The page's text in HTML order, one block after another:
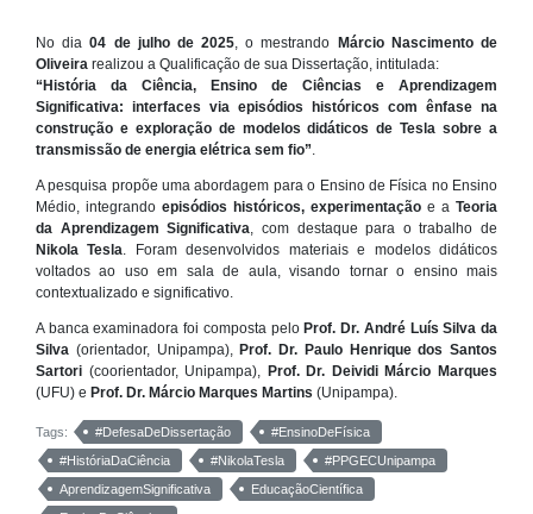
No dia04 de julho de 2025, o mestrando
Márcio Nascimento de
Oliveira realizou a Qualificação de sua Dissertação, intitulada:
“História da Ciência, Ensino de Ciências e Aprendizagem
Significativa: interfaces via episódios históricos com ênfase na
construção e exploração de modelos didáticos de Tesla sobre a
transmissão de energia elétrica sem fio”.
A pesquisa propõe uma abordagem para o Ensino de Física no Ensino
Médio, integrando episódios históricos, experimentação e a Teoria
da Aprendizagem Significativa, com destaque para o trabalho de
Nikola Tesla. Foram desenvolvidos materiais e modelos didáticos
voltados ao uso em sala de aula, visando tornar o ensino mais
contextualizado e significativo.
A banca examinadora foi composta pelo Prof. Dr. André Luís Silva da
Silva (orientador, Unipampa), Prof. Dr. Paulo Henrique dos Santos
Sartori (coorientador, Unipampa), Prof. Dr. Deividi Márcio Marques
(UFU) e Prof. Dr. Márcio Marques Martins (Unipampa).
Tags: #DefesaDeDissertação
#EnsinoDeFísica
#HistóriaDaCiência
#NikolaTesla
#PPGECUnipampa
AprendizagemSignificativa
EducaçãoCientífica